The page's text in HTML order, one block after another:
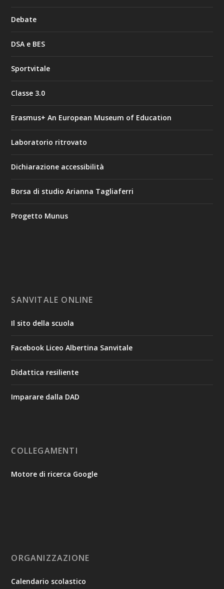
Debate
DSA e BES
Sportvitale
Classe 3.0
Erasmus+ An European Museum of Education
Laboratorio ritrovato
Dichiarazione accessibilità
Borsa di studio Arianna Tagliaferri
Progetto Munus
SANVITALE ONLINE
Il sito della scuola
Facebook Liceo Albertina Sanvitale
Didattica resiliente
Imparare dalla DAD
COLLEGAMENTI
Motore di ricerca Google
ORGANIZZAZIONE
Calendario scolastico